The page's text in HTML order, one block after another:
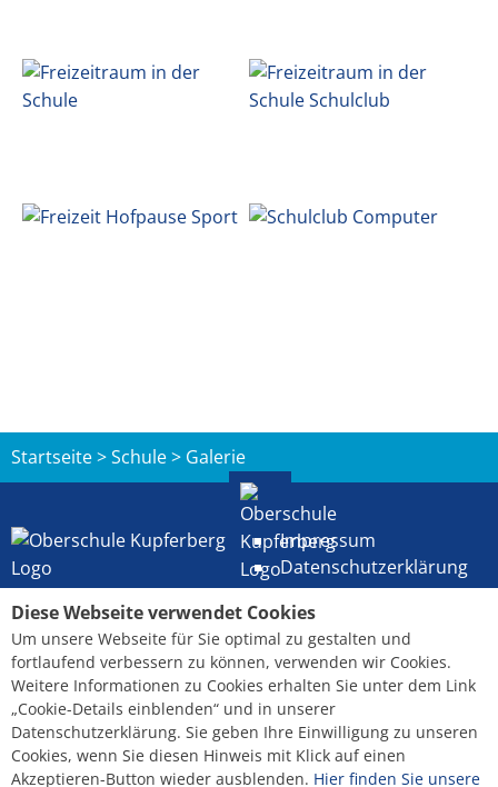
Diese Webseite verwendet Cookies
Um unsere Webseite für Sie optimal zu gestalten und
fortlaufend verbessern zu können, verwenden wir Cookies.
Weitere Informationen zu Cookies erhalten Sie unter dem Link
„Cookie-Details einblenden“ und in unserer
Datenschutzerklärung. Sie geben Ihre Einwilligung zu unseren
Cookies, wenn Sie diesen Hinweis mit Klick auf einen
Akzeptieren-Button wieder ausblenden. Hier finden Sie unsere
Startseite>Schule> Galerie
1. Oberschule "Am
Kupferberg" Großenhain
Clara-Zetkin-Weg 2
01558 Großenhain
+49 (0) 3522 / 62070
sekretariat@1-oberschule-
Impressum
Datenschutzerklärung
Lehrer in Sachsen
werden
Sitemap
Barrierefreiheit